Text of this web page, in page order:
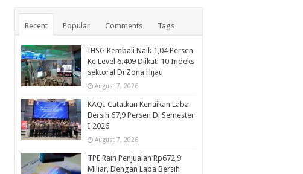
Recent Popular Comments Tags
IHSG Kembali Naik 1,04 Persen
Ke Level 6.409 Diikuti 10 Indeks
sektoral Di Zona Hijau
August 7, 2026
KAQI Catatkan Kenaikan Laba
Bersih 67,9 Persen Di Semester
I 2026
August 7, 2026
TPE Raih Penjualan Rp672,9
Miliar, Dengan Laba Bersih